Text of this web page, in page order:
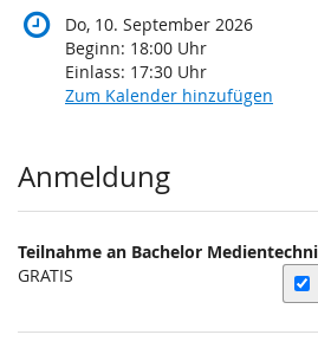
Do, 10. September 2026
Beginn: 18:00 Uhr
Einlass: 17:30 Uhr
Zum Kalender hinzufügen
Produkte
Anmeldung
Teilnahme an Bachelor
GRATIS